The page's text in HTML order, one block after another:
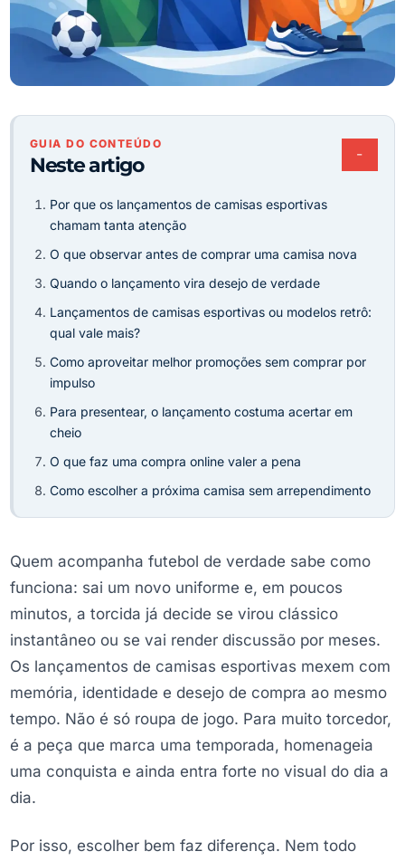
GUIA DO CONTEÚDO
Neste artigo −
Por que os lançamentos de camisas esportivas
chamam tanta atenção
O que observar antes de comprar uma camisa nova
Quando o lançamento vira desejo de verdade
Lançamentos de camisas esportivas ou modelos retrô:
qual vale mais?
Como aproveitar melhor promoções sem comprar por
impulso
Para presentear, o lançamento costuma acertar em
cheio
O que faz uma compra online valer a pena
Como escolher a próxima camisa sem arrependimento
Quem acompanha futebol de verdade sabe como
funciona: sai um novo uniforme e, em poucos
minutos, a torcida já decide se virou clássico
instantâneo ou se vai render discussão por meses.
Os lançamentos de camisas esportivas mexem com
memória, identidade e desejo de compra ao mesmo
tempo. Não é só roupa de jogo. Para muito torcedor,
é a peça que marca uma temporada, homenageia
uma conquista e ainda entra forte no visual do dia a
dia.
Por isso, escolher bem faz diferença. Nem todo